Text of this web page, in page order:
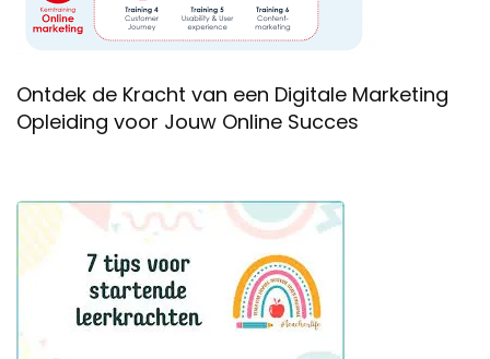
Ontdek de Kracht van een Digitale Marketing
Opleiding voor Jouw Online Succes